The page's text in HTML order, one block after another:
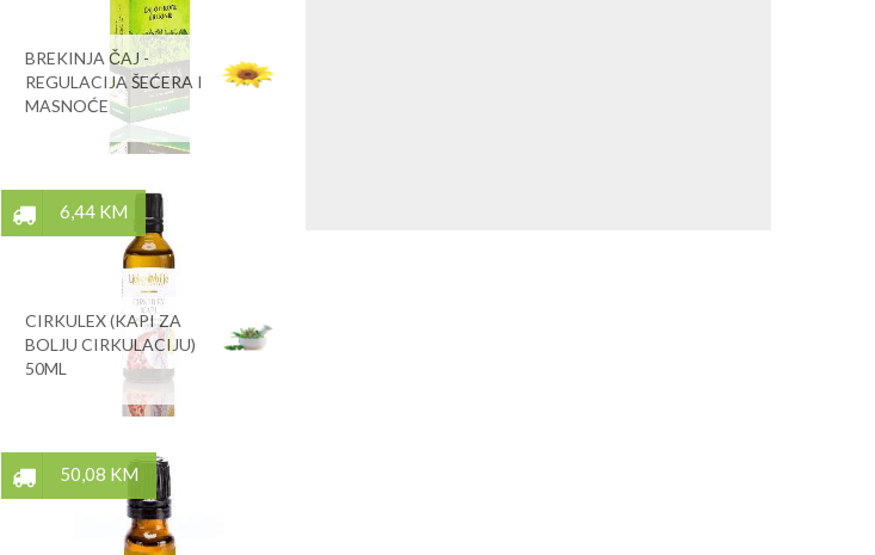
BREKINJA ČAJ -
REGULACIJA ŠEĆERA I
MASNOĆE
6,44 KM
CIRKULEX (KAPI ZA
BOLJU CIRKULACIJU)
50ML
50,08 KM